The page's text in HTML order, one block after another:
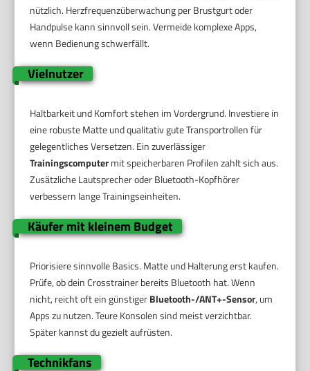
nützlich. Herzfrequenzüberwachung per Brustgurt oder
Handpulse kann sinnvoll sein. Vermeide komplexe Apps,
wenn Bedienung schwerfällt.
Vielnutzer
Haltbarkeit und Komfort stehen im Vordergrund. Investiere in
eine robuste Matte und qualitativ gute Transportrollen für
gelegentliches Versetzen. Ein zuverlässiger
Trainingscomputermit speicherbaren Profilen zahlt sich aus.
Zusätzliche Lautsprecher oder Bluetooth-Kopfhörer
verbessern lange Trainingseinheiten.
Käufer mit kleinem Budget
Priorisiere sinnvolle Basics. Matte und Halterung erst kaufen.
Prüfe, ob dein Crosstrainer bereits Bluetooth hat. Wenn
nicht, reicht oft ein günstigerBluetooth-/ANT+-Sensor, um
Apps zu nutzen. Teure Konsolen sind meist verzichtbar.
Später kannst du gezielt aufrüsten.
Technikfans